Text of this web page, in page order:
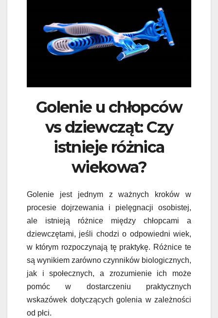
Golenie u chłopców
vs dziewcząt: Czy
istnieje różnica
wiekowa?
Golenie jest jednym z ważnych kroków w
procesie dojrzewania i pielęgnacji osobistej,
ale istnieją różnice między chłopcami a
dziewczętami, jeśli chodzi o odpowiedni wiek,
w którym rozpoczynają tę praktykę. Różnice te
są wynikiem zarówno czynników biologicznych,
jak i społecznych, a zrozumienie ich może
pomóc w dostarczeniu praktycznych
wskazówek dotyczących golenia w zależności
od płci.